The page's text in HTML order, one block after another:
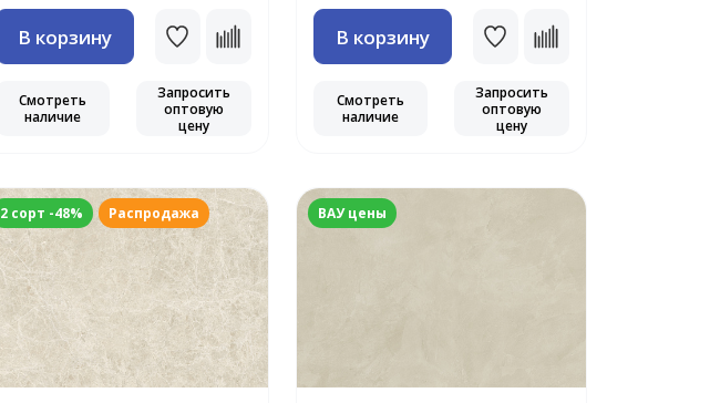
В корзину
Смотреть
наличие
Запросить
оптовую
цену
В корзину
Смотреть
наличие
Запросить
оптовую
цену
2 сорт -48% Распродажа ВАУ цены